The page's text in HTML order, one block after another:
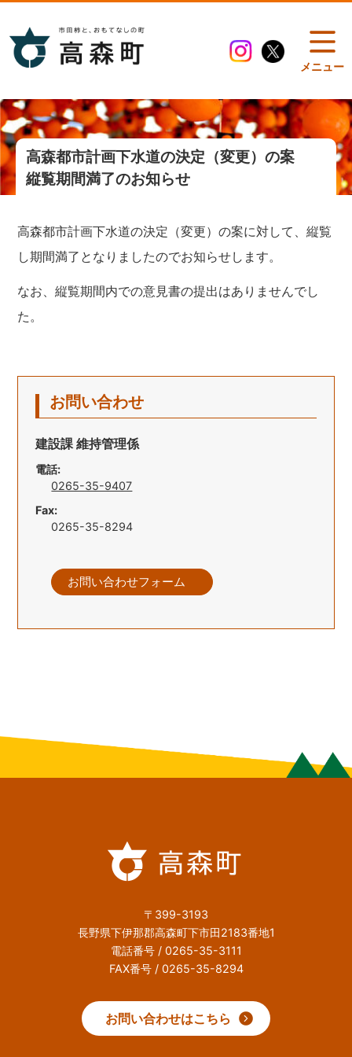
メニュー
高森都市計画下水道の決定（変更）の案
縦覧期間満了のお知らせ
高森都市計画下水道の決定（変更）の案に対して、縦覧
し期間満了となりましたのでお知らせします。
なお、縦覧期間内での意見書の提出はありませんでし
た。
お問い合わせ
建設課 維持管理係
電話:
0265-35-9407
Fax:
0265-35-8294
お問い合わせフォーム
〒399-3193
長野県下伊那郡高森町下市田2183番地1
電話番号 / 0265-35-3111
FAX番号 / 0265-35-8294
お問い合わせはこちら